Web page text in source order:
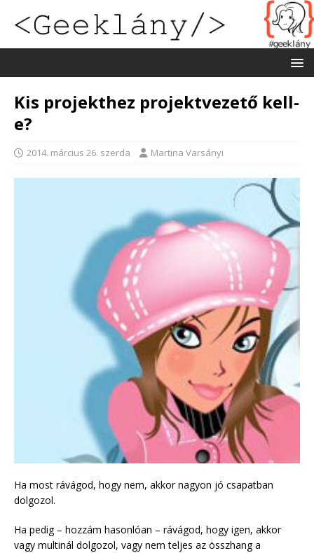
Kis projekthez projektvezető kell-
e?
2014. március 26. szerda Martina Varsányi
Ha most rávágod, hogy nem, akkor nagyon jó csapatban
dolgozol.
Ha pedig – hozzám hasonlóan – rávágod, hogy igen, akkor
vagy multinál dolgozol, vagy nem teljes az összhang a